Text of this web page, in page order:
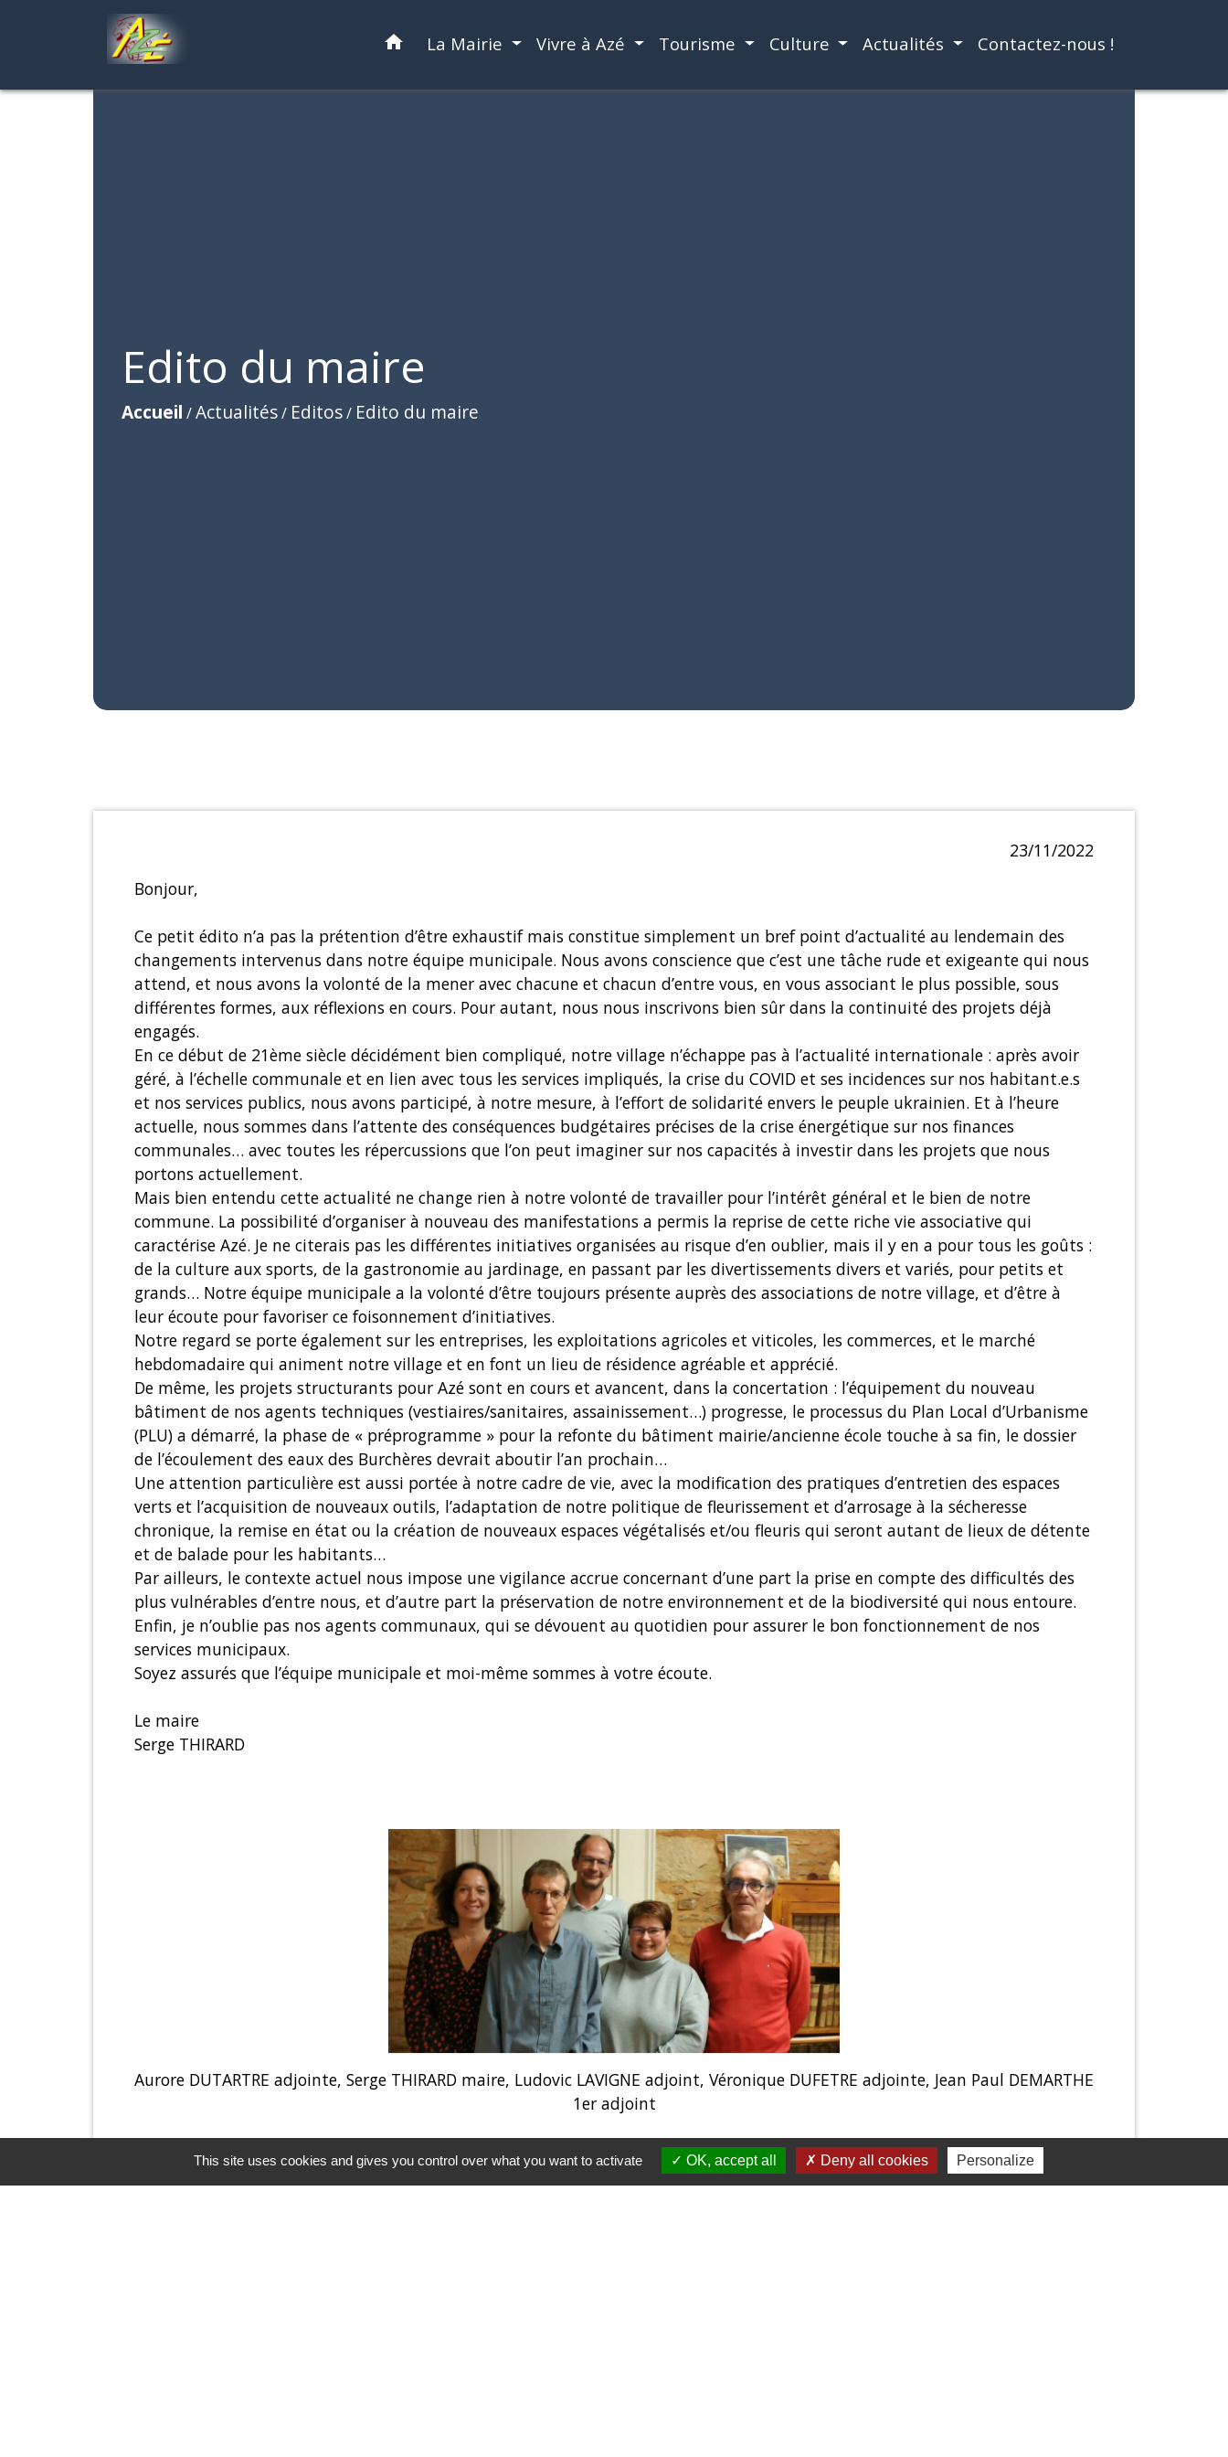
home La Mairie Vivre à Azé Tourisme Culture Actualités Contactez-nous !
Edito du maire
Accueil /Actualités/ Editos/ Edito du maire
23/11/2022
Bonjour,
Ce petit édito n’a pas la prétention d’être exhaustif mais constitue simplement un bref point d’actualité au lendemain des
changements intervenus dans notre équipe municipale. Nous avons conscience que c’est une tâche rude et exigeante qui nous
attend, et nous avons la volonté de la mener avec chacune et chacun d’entre vous, en vous associant le plus possible, sous
différentes formes, aux réflexions en cours. Pour autant, nous nous inscrivons bien sûr dans la continuité des projets déjà
engagés.
En ce début de 21ème siècle décidément bien compliqué, notre village n’échappe pas à l’actualité internationale : après avoir
géré, à l’échelle communale et en lien avec tous les services impliqués, la crise du COVID et ses incidences sur nos habitant.e.s
et nos services publics, nous avons participé, à notre mesure, à l’effort de solidarité envers le peuple ukrainien. Et à l’heure
actuelle, nous sommes dans l’attente des conséquences budgétaires précises de la crise énergétique sur nos finances
communales… avec toutes les répercussions que l’on peut imaginer sur nos capacités à investir dans les projets que nous
portons actuellement.
Mais bien entendu cette actualité ne change rien à notre volonté de travailler pour l’intérêt général et le bien de notre
commune. La possibilité d’organiser à nouveau des manifestations a permis la reprise de cette riche vie associative qui
caractérise Azé. Je ne citerais pas les différentes initiatives organisées au risque d’en oublier, mais il y en a pour tous les goûts :
de la culture aux sports, de la gastronomie au jardinage, en passant par les divertissements divers et variés, pour petits et
grands… Notre équipe municipale a la volonté d’être toujours présente auprès des associations de notre village, et d’être à
leur écoute pour favoriser ce foisonnement d’initiatives.
Notre regard se porte également sur les entreprises, les exploitations agricoles et viticoles, les commerces, et le marché
hebdomadaire qui animent notre village et en font un lieu de résidence agréable et apprécié.
De même, les projets structurants pour Azé sont en cours et avancent, dans la concertation : l’équipement du nouveau
bâtiment de nos agents techniques (vestiaires/sanitaires, assainissement…) progresse, le processus du Plan Local d’Urbanisme
(PLU) a démarré, la phase de « préprogramme » pour la refonte du bâtiment mairie/ancienne école touche à sa fin, le dossier
de l’écoulement des eaux des Burchères devrait aboutir l’an prochain…
Une attention particulière est aussi portée à notre cadre de vie, avec la modification des pratiques d’entretien des espaces
verts et l’acquisition de nouveaux outils, l’adaptation de notre politique de fleurissement et d’arrosage à la sécheresse
chronique, la remise en état ou la création de nouveaux espaces végétalisés et/ou fleuris qui seront autant de lieux de détente
et de balade pour les habitants…
Par ailleurs, le contexte actuel nous impose une vigilance accrue concernant d’une part la prise en compte des difficultés des
plus vulnérables d’entre nous, et d’autre part la préservation de notre environnement et de la biodiversité qui nous entoure.
Enfin, je n’oublie pas nos agents communaux, qui se dévouent au quotidien pour assurer le bon fonctionnement de nos
services municipaux.
Soyez assurés que l’équipe municipale et moi-même sommes à votre écoute.
Le maire
Serge THIRARD
Aurore DUTARTRE adjointe, Serge THIRARD maire, Ludovic LAVIGNE adjoint, Véronique DUFETRE adjointe, Jean Paul DEMARTHE
1er adjoint
This site uses cookies and gives you control over what you want to activate OK, accept all Deny all cookies Personalize